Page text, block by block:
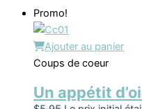
Promo!
Ajouter au panier
Coups de coeur
Un appétit